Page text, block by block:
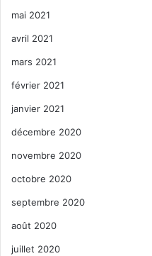
mai 2021
avril 2021
mars 2021
février 2021
janvier 2021
décembre 2020
novembre 2020
octobre 2020
septembre 2020
août 2020
juillet 2020